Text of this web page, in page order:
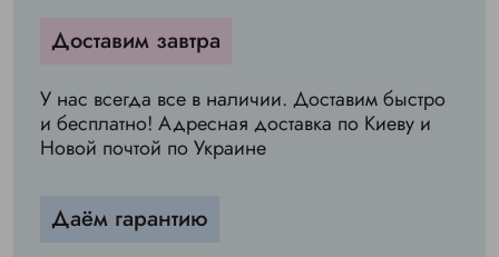
Доставим завтра
У нас всегда все в наличии. Доставим быстро
и бесплатно! Адресная доставка по Киеву и
Новой почтой по Украине
Даём гарантию